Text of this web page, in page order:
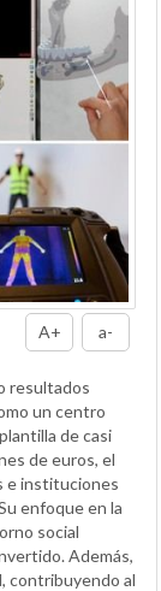
A+ a-
resultados
un centro
de casi
de euros, el
e instituciones
enfoque en la
social
Además,
contribuyendo al